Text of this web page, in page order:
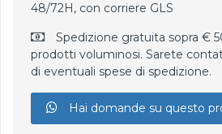
48/72H, con corriere GLS
Spedizione gratuita sopra €
prodotti voluminosi. Sarete
di eventuali spese di spedizione.
Hai domande su questo